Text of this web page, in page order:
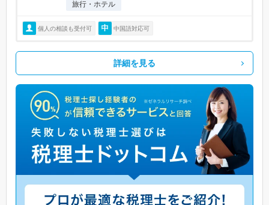
旅行・ホテル
個人の相談も受付可 中国語対応可
詳細を見る